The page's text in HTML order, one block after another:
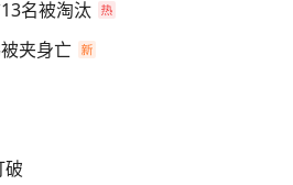
名被淘汰
夹身亡
破